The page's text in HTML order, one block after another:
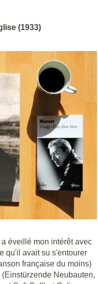
(1933)
a éveillé mon intérêt avec
qu'il avait su s'entourer
française du moins)
Neubauten,